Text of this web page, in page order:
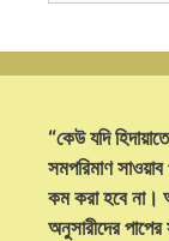
“কেউ যদি
সমপরিমাণ
কম করা হবে না।
অনুসারীদের